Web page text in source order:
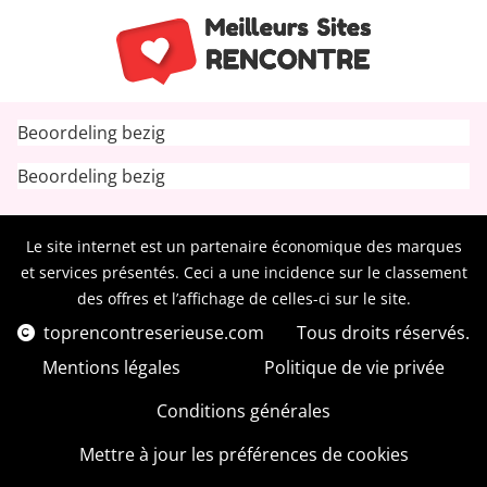
Beoordeling bezig
Beoordeling bezig
Le site internet est un partenaire économique des marques
et services présentés. Ceci a une incidence sur le classement
des offres et l’affichage de celles-ci sur le site.
toprencontreserieuse.com
Tous droits réservés.
Mentions légales
Politique de vie privée
Conditions générales
Mettre à jour les préférences de cookies